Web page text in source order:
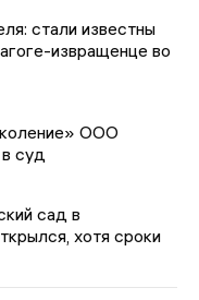
стали известны
извращенце во
ООО
суд
сад в
хотя сроки